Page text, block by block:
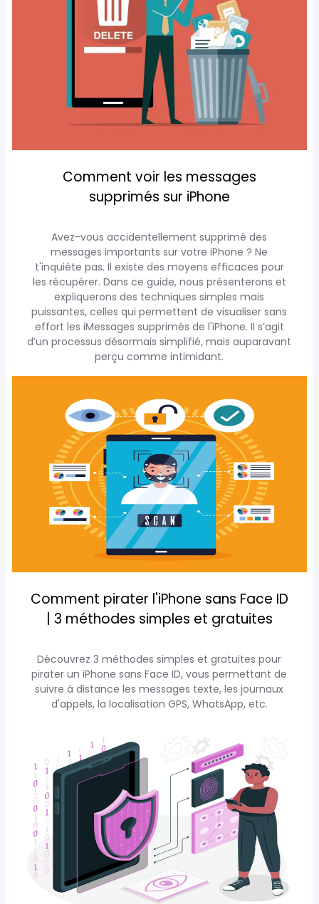
Comment voir les messages
supprimés sur iPhone
Avez-vous accidentellement supprimé des
messages importants sur votre iPhone ? Ne
t'inquiète pas. Il existe des moyens efficaces pour
les récupérer. Dans ce guide, nous présenterons et
expliquerons des techniques simples mais
puissantes, celles qui permettent de visualiser sans
effort les iMessages supprimés de l'iPhone. Il s’agit
d’un processus désormais simplifié, mais auparavant
perçu comme intimidant.
Comment pirater l'iPhone sans Face ID
| 3 méthodes simples et gratuites
Découvrez 3 méthodes simples et gratuites pour
pirater un iPhone sans Face ID, vous permettant de
suivre à distance les messages texte, les journaux
d'appels, la localisation GPS, WhatsApp, etc.